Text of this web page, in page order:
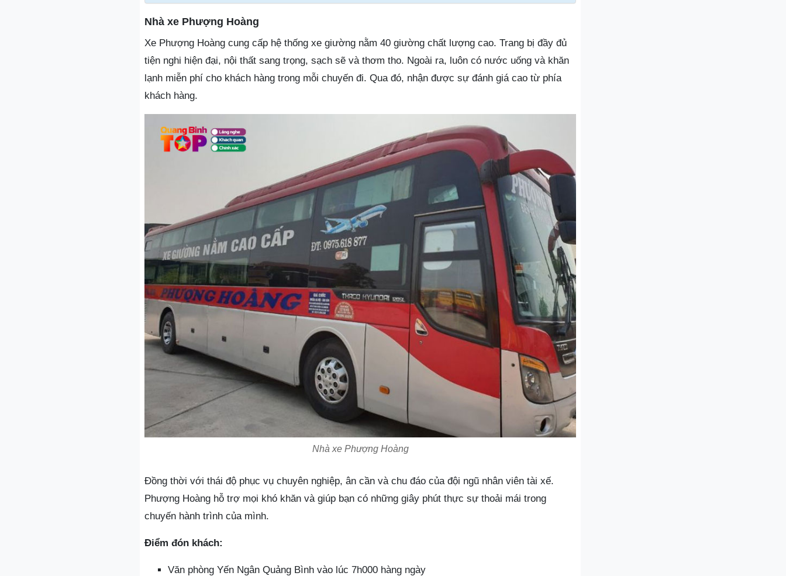
Nhà xe Phượng Hoàng
Xe Phượng Hoàng cung cấp hệ thống xe giường nằm 40 giường chất lượng cao. Trang bị đầy đủ
tiện nghi hiện đại, nội thất sang trọng, sạch sẽ và thơm tho. Ngoài ra, luôn có nước uống và khăn
lạnh miễn phí cho khách hàng trong mỗi chuyến đi. Qua đó, nhận được sự đánh giá cao từ phía
khách hàng.
Nhà xe Phượng Hoàng
Đồng thời với thái độ phục vụ chuyên nghiệp, ân cần và chu đáo của đội ngũ nhân viên tài xế.
Phượng Hoàng hỗ trợ mọi khó khăn và giúp bạn có những giây phút thực sự thoải mái trong
chuyến hành trình của mình.
Điểm đón khách:
Văn phòng Yến Ngân Quảng Bình vào lúc 7h000 hàng ngày